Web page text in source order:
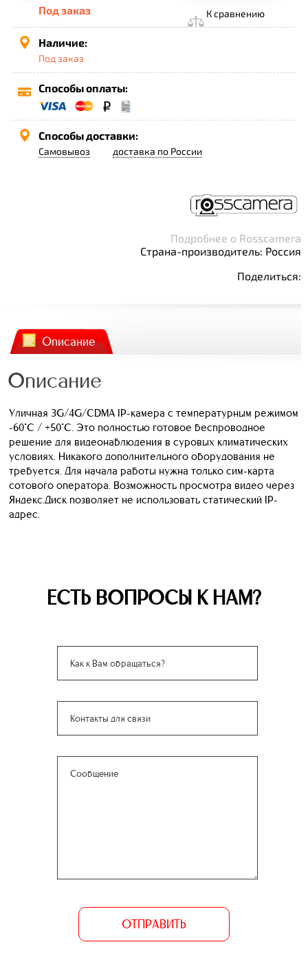
Под заказ К сравнению
Наличие:
Под заказ
Способы оплаты:
Способы доставки:
Самовывоз доставка по России
Подробнее о Rosscamera
Страна-производитель: Россия
Поделиться:
Описание
Описание
Уличная 3G/4G/CDMA IP-камера с температурным режимом
-60°С / +50°С. Это полностью готовое беспроводное
решение для видеонаблюдения в суровых климатических
условиях. Никакого дополнительного оборудования не
требуется. Для начала работы нужна только сим-карта
сотового оператора. Возможность просмотра видео через
Яндекс.Диск позволяет не использовать статический IP-
адрес.
ЕСТЬ ВОПРОСЫ К НАМ?
ОТПРАВИТЬ